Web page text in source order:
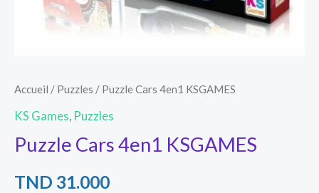
Accueil / Puzzles / Puzzle Cars 4en1 KSGAMES
KS Games Puzzles
Puzzle Cars 4en1 KSGAMES
TND 31.000